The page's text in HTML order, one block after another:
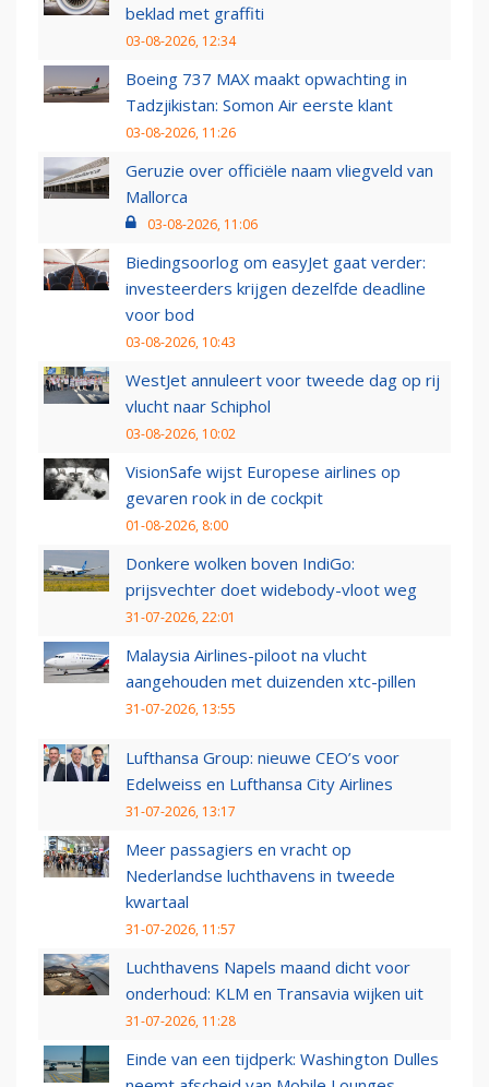
beklad met graffiti
03-08-2026, 12:34
Boeing 737 MAX maakt opwachting in
Tadzjikistan: Somon Air eerste klant
03-08-2026, 11:26
Geruzie over officiële naam vliegveld van
Mallorca
03-08-2026, 11:06
Biedingsoorlog om easyJet gaat verder:
investeerders krijgen dezelfde deadline
voor bod
03-08-2026, 10:43
WestJet annuleert voor tweede dag op rij
vlucht naar Schiphol
03-08-2026, 10:02
VisionSafe wijst Europese airlines op
gevaren rook in de cockpit
01-08-2026, 8:00
Donkere wolken boven IndiGo:
prijsvechter doet widebody-vloot weg
31-07-2026, 22:01
Malaysia Airlines-piloot na vlucht
aangehouden met duizenden xtc-pillen
31-07-2026, 13:55
Lufthansa Group: nieuwe CEO’s voor
Edelweiss en Lufthansa City Airlines
31-07-2026, 13:17
Meer passagiers en vracht op
Nederlandse luchthavens in tweede
kwartaal
31-07-2026, 11:57
Luchthavens Napels maand dicht voor
onderhoud: KLM en Transavia wijken uit
31-07-2026, 11:28
Einde van een tijdperk: Washington Dulles